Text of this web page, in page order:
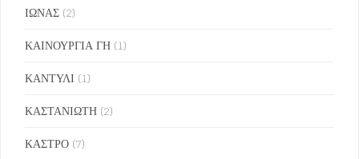
ΙΩΝΑΣ (2)
ΚΑΙΝΟΥΡΓΙΑ ΓΗ (1)
ΚΑΝΤΥΛΙ (1)
ΚΑΣΤΑΝΙΩΤΗ (2)
ΚΑΣΤΡΟ (7)